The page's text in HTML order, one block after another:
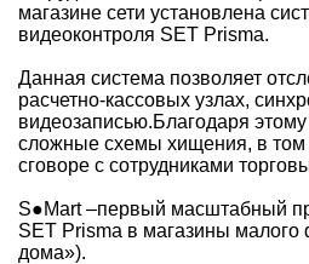
магазине сети установлена
видеоконтроля SET Prisma.
Данная система позволяет
расчетно-кассовых узлах,
видеозаписью.Благодаря
сложные схемы хищения, в
сговоре с сотрудниками
S●Mart –первый масштабный
SET Prisma в магазины малого
дома»).